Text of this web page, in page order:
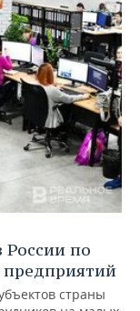
России по
предприятий
страны